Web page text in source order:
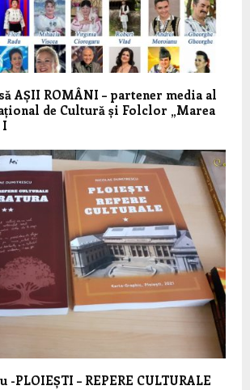
AȘII ROMÂNI – partener media al
de Cultură și Folclor „Marea
I
PLOIEȘTI – REPERE CULTURALE